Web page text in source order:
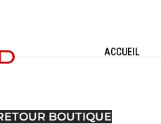
ACCUEIL
BOUTIQUE